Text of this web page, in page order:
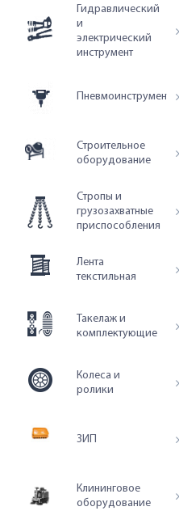
Гидравлический
и
электрический
инструмент
Пневмоинструмент
Строительное
оборудование
Стропы и
грузозахватные
приспособления
Лента
текстильная
Такелаж и
комплектующие
Колеса и
ролики
ЗИП
Клининговое
оборудование